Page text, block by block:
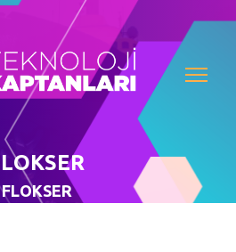
FLOKSER